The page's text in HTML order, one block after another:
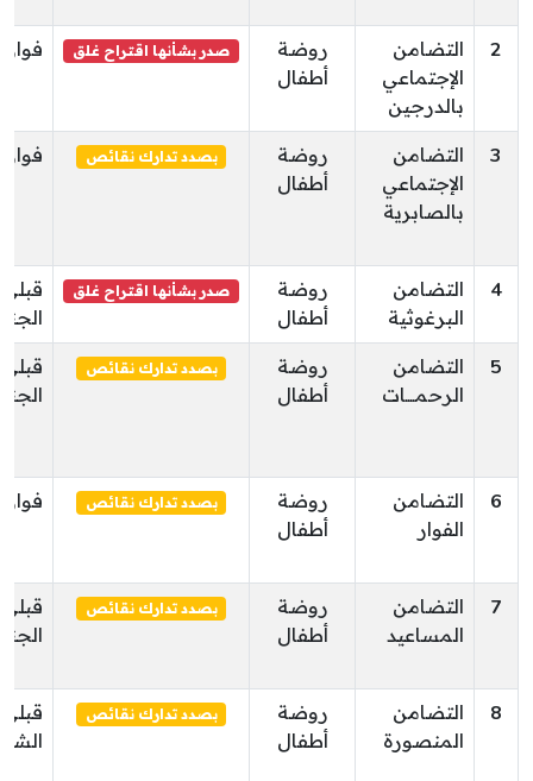
2
التضامن
الإجتماعي
بالدرجين
روضة
أطفال
صدر بشأنها اقتراح غلق فوار
3
التضامن
الإجتماعي
بالصابرية
روضة
أطفال
بصدد تدارك نقائص فوار
4
التضامن
البرغوثية
روضة
أطفال
صدر بشأنها اقتراح غلق
قبلي
5
التضامن
الرحمــــات
روضة
أطفال
بصدد تدارك نقائص
قبلي
6
التضامن
الفوار
روضة
أطفال
بصدد تدارك نقائص فوار
7
التضامن
المساعيد
روضة
أطفال
بصدد تدارك نقائص
قبلي
8
التضامن
المنصورة
روضة
أطفال
بصدد تدارك نقائص
قبلي